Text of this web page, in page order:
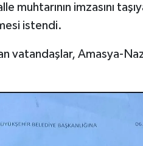
muhtarının imzasını
istendi.
vatandaşlar, Amasya-